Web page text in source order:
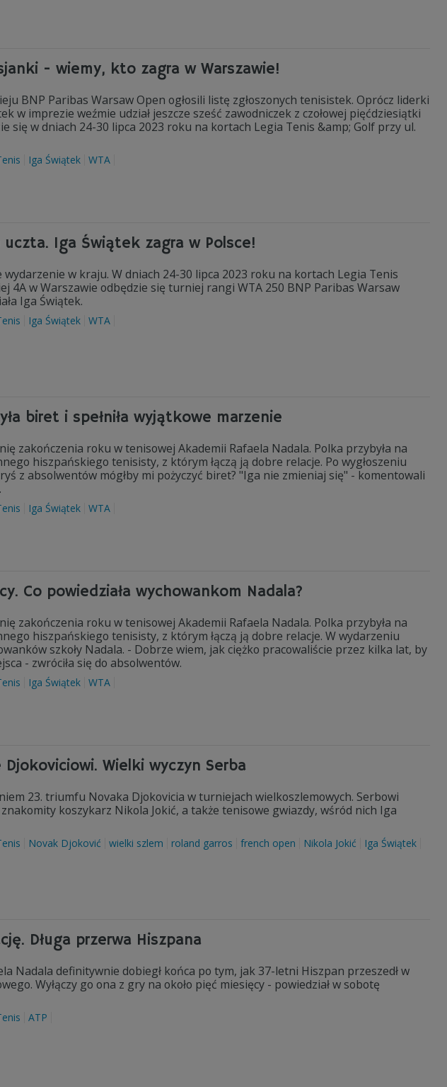
- wiemy, kto zagra w Warszawie!
BNP Paribas Warsaw Open ogłosili listę zgłoszonych tenisistek. Oprócz liderki
w imprezie weźmie udział jeszcze sześć zawodniczek z czołowej pięćdziesiątki
się w dniach 24-30 lipca 2023 roku na kortach Legia Tenis &amp; Golf przy ul.
Iga Świątek WTA
Iga Świątek zagra w Polsce!
w kraju. W dniach 24-30 lipca 2023 roku na kortach Legia Tenis
4A w Warszawie odbędzie się turniej rangi WTA 250 BNP Paribas Warsaw
Iga Świątek.
Iga Świątek WTA
biret i spełniła wyjątkowe marzenie
zakończenia roku w tenisowej Akademii Rafaela Nadala. Polka przybyła na
hiszpańskiego tenisisty, z którym łączą ją dobre relacje. Po wygłoszeniu
z absolwentów mógłby mi pożyczyć biret? "Iga nie zmieniaj się" - komentowali
Iga Świątek WTA
Co powiedziała wychowankom Nadala?
zakończenia roku w tenisowej Akademii Rafaela Nadala. Polka przybyła na
hiszpańskiego tenisisty, z którym łączą ją dobre relacje. W wydarzeniu
szkoły Nadala. - Dobrze wiem, jak ciężko pracowaliście przez kilka lat, by
- zwróciła się do absolwentów.
Iga Świątek WTA
Wielki wyczyn Serba
23. triumfu Novaka Djokovicia w turniejach wielkoszlemowych. Serbowi
koszykarz Nikola Jokić, a także tenisowe gwiazdy, wśród nich Iga
Novak Djoković wielki szlem roland garros french open Nikola Jokić
Iga Świątek
Długa przerwa Hiszpana
Nadala definitywnie dobiegł końca po tym, jak 37-letni Hiszpan przeszedł w
Wyłączy go ona z gry na około pięć miesięcy - powiedział w sobotę
ATP